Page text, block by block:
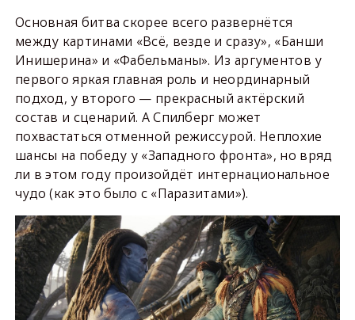
Основная битва скорее всего развернётся
между картинами «Всё, везде и сразу», «Банши
Инишерина» и «Фабельманы». Из аргументов у
первого яркая главная роль и неординарный
подход, у второго — прекрасный актёрский
состав и сценарий. А Спилберг может
похвастаться отменной режиссурой. Неплохие
шансы на победу у «Западного фронта», но вряд
ли в этом году произойдёт интернациональное
чудо (как это было с «Паразитами»).